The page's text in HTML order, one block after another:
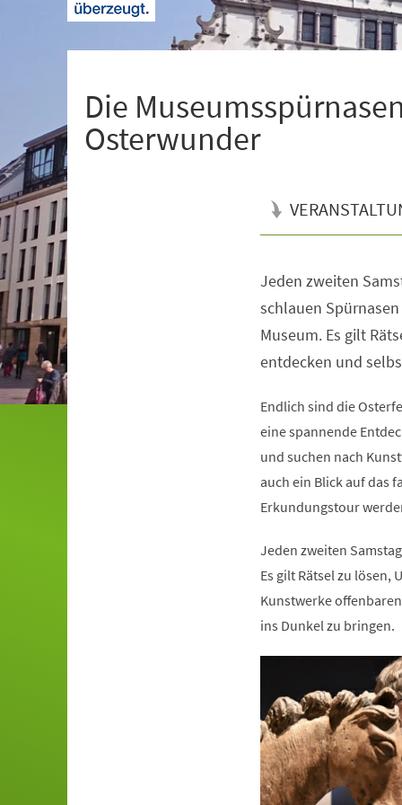
Die
Osterwunder
Jeden zweiten
schlauen
Museum. Es gilt
entdecken und
Endlich sind die
eine spannende
und suchen nach
auch ein Blick auf das
Erkundungstour
Jeden zweiten
Es gilt Rätsel zu lösen,
Kunstwerke
ins Dunkel zu bringen.